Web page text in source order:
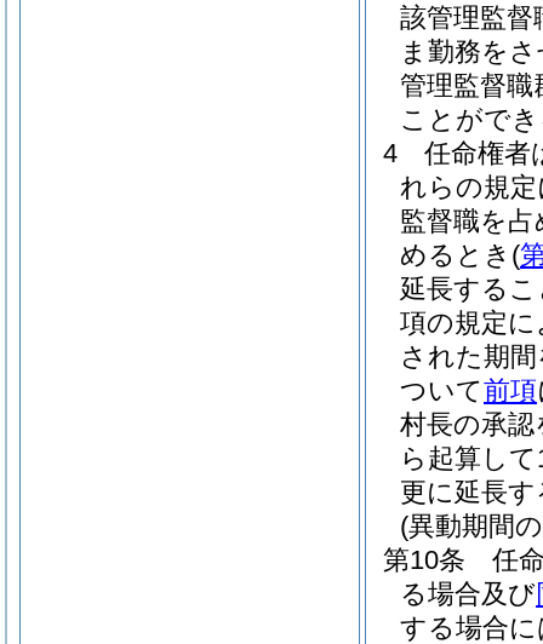
該管理監
ま勤務を
管理監督
ことがで
4
任命権者
れらの規
監督職を
めるとき (
延長する
項の規定
された期
ついて前項
村長の承
ら起算し
更に延長
(異動期間
第10条
任
る場合及び
する場合